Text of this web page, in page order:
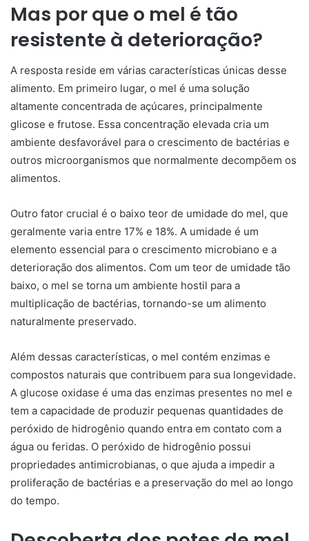
Mas por que o mel é tão
resistente à deterioração?
A resposta reside em várias características únicas desse
alimento. Em primeiro lugar, o mel é uma solução
altamente concentrada de açúcares, principalmente
glicose e frutose. Essa concentração elevada cria um
ambiente desfavorável para o crescimento de bactérias e
outros microorganismos que normalmente decompõem os
alimentos.
Outro fator crucial é o baixo teor de umidade do mel, que
geralmente varia entre 17% e 18%. A umidade é um
elemento essencial para o crescimento microbiano e a
deterioração dos alimentos. Com um teor de umidade tão
baixo, o mel se torna um ambiente hostil para a
multiplicação de bactérias, tornando-se um alimento
naturalmente preservado.
Além dessas características, o mel contém enzimas e
compostos naturais que contribuem para sua longevidade.
A glucose oxidase é uma das enzimas presentes no mel e
tem a capacidade de produzir pequenas quantidades de
peróxido de hidrogênio quando entra em contato com a
água ou feridas. O peróxido de hidrogênio possui
propriedades antimicrobianas, o que ajuda a impedir a
proliferação de bactérias e a preservação do mel ao longo
do tempo.